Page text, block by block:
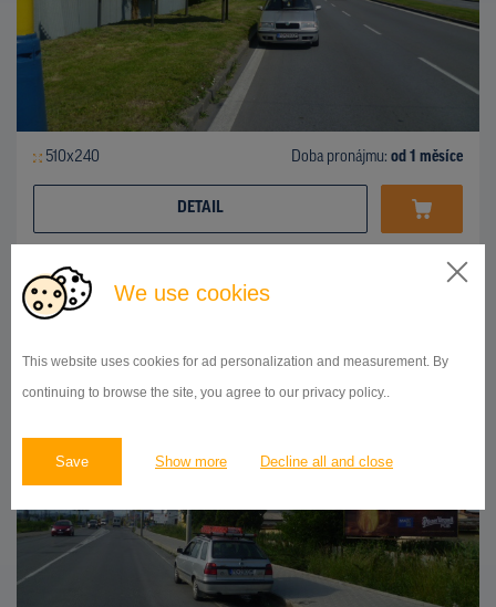
We use cookies
This website uses cookies for ad personalization and measurement. By
continuing to browse the site, you agree to our privacy policy..
Save Show more Decline all and close
510x240 Doba pronájmu: od 1 měsíce
DETAIL
BILLBOARD